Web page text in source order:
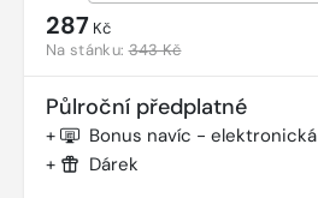
287 Kč
Na stánku:343 Kč
Půlroční předplatné
+ Bonus navíc -
+ Dárek